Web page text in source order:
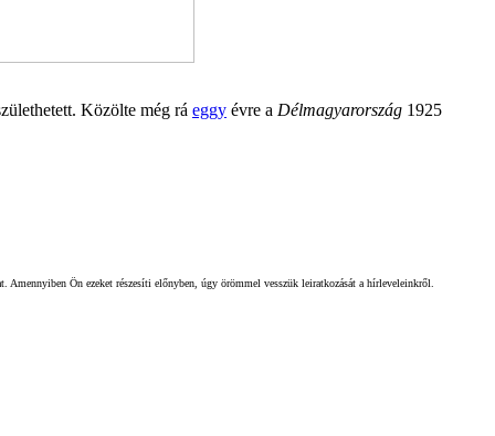
Közölte még rá eggy évre a Délmagyarország 1925
Ön ezeket részesíti előnyben, úgy örömmel vesszük leiratkozását a hírleveleinkről.